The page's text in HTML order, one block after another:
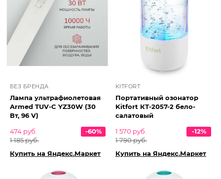
БЕЗ БРЕНДА
Лампа ультрафиолетовая
Armed TUV-C YZ30W (30
Вт, 96 V)
474 руб.
1 185 руб.
-60%
Купить на Яндекс.Маркет
KITFORT
Портативный озонатор
Kitfort КТ-2057-2 бело-
салатовый
1 570 руб.
1 790 руб.
-12%
Купить на Яндекс.Маркет